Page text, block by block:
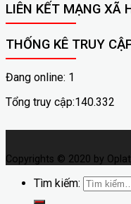
LIÊN KẾT MẠNG XÃ
THỐNG KÊ TRUY
Đang online: 1
Tổng truy cập:140.332
Copyrights © 2020 by
Tìm kiếm: